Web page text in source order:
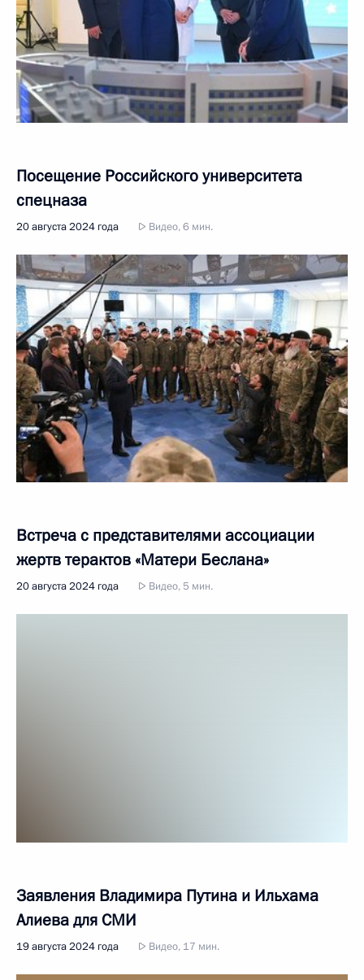
Посещение Российского университета
спецназа
20 августа 2024 года Видео, 6 мин.
Встреча с представителями ассоциации
жертв терактов «Матери Беслана»
20 августа 2024 года Видео, 5 мин.
Заявления Владимира Путина и Ильхама
Алиева для СМИ
19 августа 2024 года Видео, 17 мин.